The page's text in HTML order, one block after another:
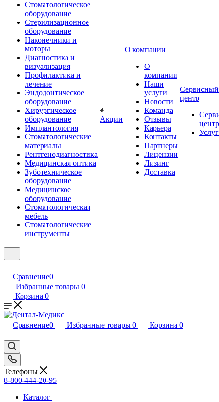
Стоматологическое
оборудование
Стерилизационное
оборудование
Наконечники и
моторы
Диагностика и
визуализация
Профилактика и
лечение
Эндодонтическое
оборудование
Хирургическое
оборудование
Имплантология
Стоматологические
материалы
Рентгенодиагностика
Медицинская оптика
Зуботехническое
оборудование
Медицинское
оборудование
Стоматологическая
мебель
Стоматологические
инструменты
Акции
О компании
О
компании
Наши
услуги
Новости
Команда
Отзывы
Карьера
Контакты
Партнеры
Лицензии
Лизинг
Доставка
Сервисный
центр
центр
Сравнение0
Избранные товары 0
Корзина 0
Сравнение0 Избранные товары 0 Корзина 0
Телефоны
8-800-444-20-95
Каталог